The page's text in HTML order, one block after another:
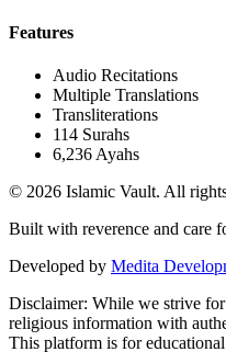
Features
Audio Recitations
Multiple Translations
Transliterations
114 Surahs
6,236 Ayahs
© 2026 Islamic Vault. All
Built with reverence and care
Developed by Medita
Disclaimer: While we strive
religious information with
This platform is for educational